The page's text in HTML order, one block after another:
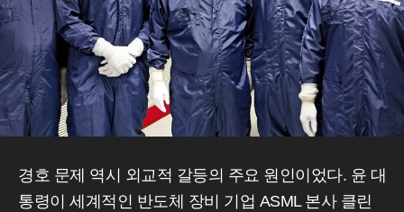
경호 문제 역시 외교적 갈등의 주요 원인이었다. 윤 대
통령이 세계적인 반도체 장비 기업 ASML 본사 클린